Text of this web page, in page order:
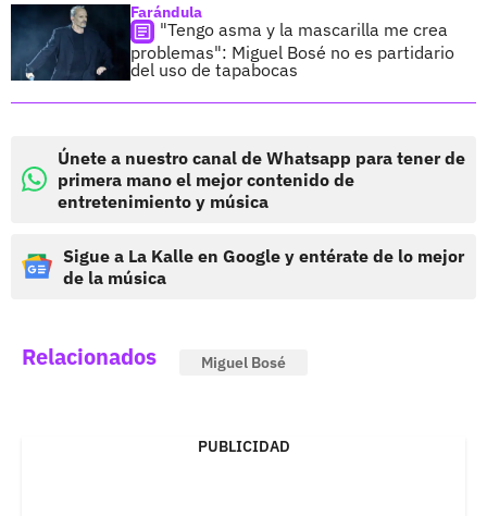
Farándula
"Tengo asma y la mascarilla me crea
problemas": Miguel Bosé no es partidario
del uso de tapabocas
Únete a nuestro canal de Whatsapp para tener de
primera mano el mejor contenido de
entretenimiento y música
Sigue a La Kalle en Google y entérate de lo mejor
de la música
Relacionados Miguel Bosé
PUBLICIDAD